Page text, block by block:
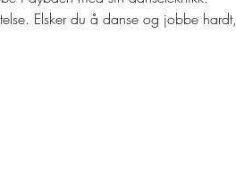
Elsker du å danse og jobbe hardt,